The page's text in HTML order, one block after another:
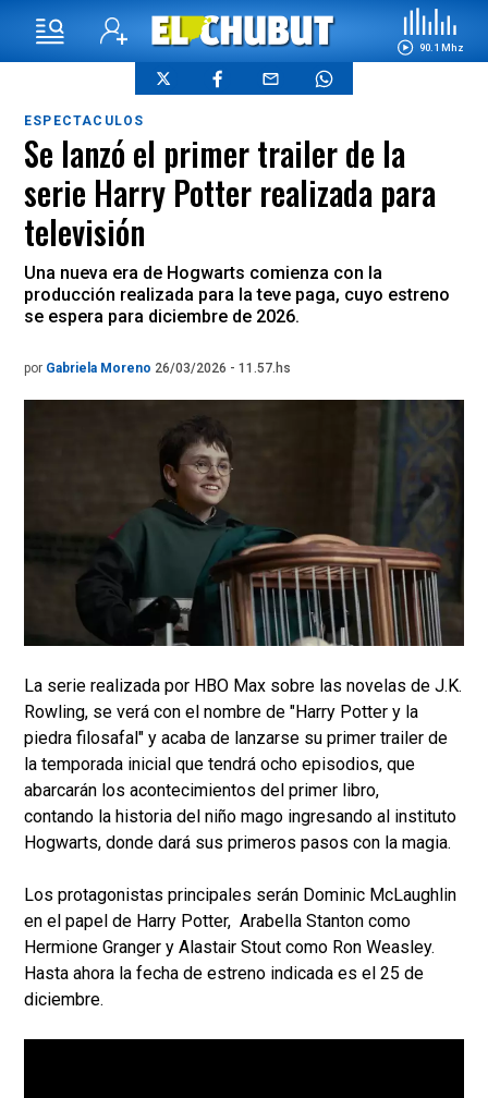
90.1 Mhz
ESPECTACULOS
Se lanzó el primer trailer de la
serie Harry Potter realizada para
televisión
Una nueva era de Hogwarts comienza con la
producción realizada para la teve paga, cuyo estreno
se espera para diciembre de 2026.
por Gabriela Moreno 26/03/2026 - 11.57.hs
La serie realizada por HBO Max sobre las novelas de J.K.
Rowling, se verá con el nombre de "Harry Potter y la
piedra filosafal" y acaba de lanzarse su primer trailer de
la temporada inicial que tendrá ocho episodios, que
abarcarán los acontecimientos del primer libro,
contando la historia del niño mago ingresando al instituto
Hogwarts, donde dará sus primeros pasos con la magia.
Los protagonistas principales serán Dominic McLaughlin
en el papel de Harry Potter, Arabella Stanton como
Hermione Granger y Alastair Stout como Ron Weasley.
Hasta ahora la fecha de estreno indicada es el 25 de
diciembre.